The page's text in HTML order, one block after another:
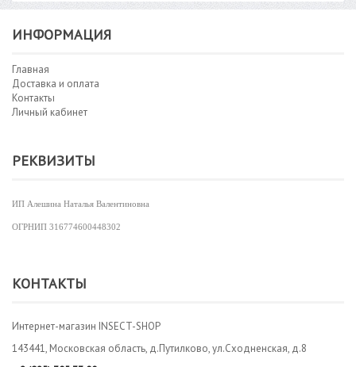
ИНФОРМАЦИЯ
Главная
Доставка и оплата
Контакты
Личный кабинет
РЕКВИЗИТЫ
ИП Алешина Наталья Валентиновна
ОГРНИП 316774600448302
КОНТАКТЫ
Интернет-магазин INSECT-SHOP
143441, Московская область, д.Путилково, ул.Сходненская, д.8